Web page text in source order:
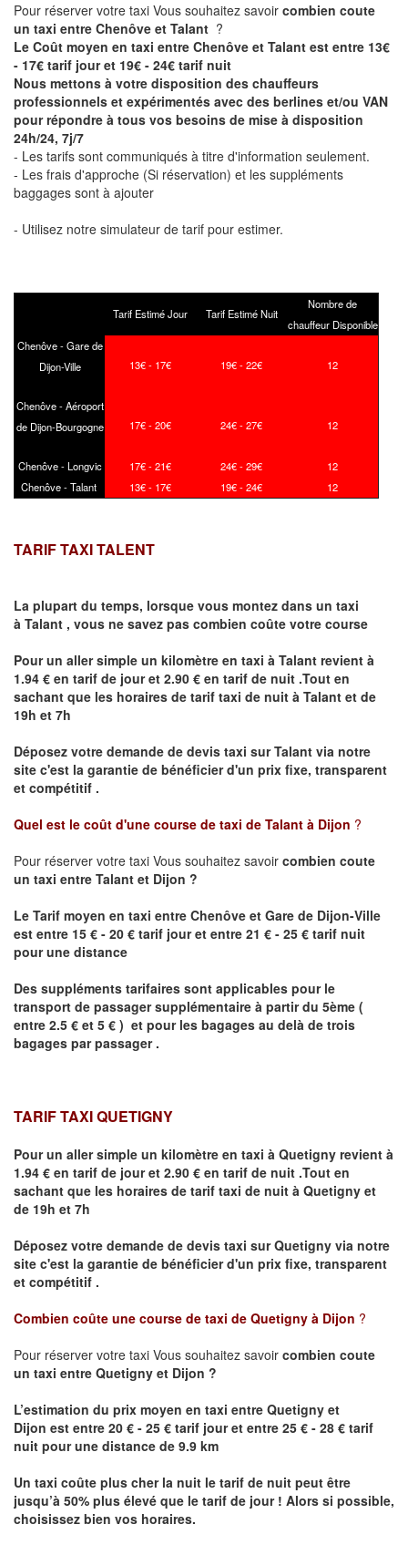
Pour réserver votre taxi Vous souhaitez savoir combien coute
un taxi entre Chenôve et Talant ?
Le Coût moyen en taxi entre Chenôve et Talant est entre 13€
- 17€ tarif jour et 19€ - 24€ tarif nuit
Nous mettons à votre disposition des chauffeurs
professionnels et expérimentés avec des berlines et/ou VAN
pour répondre à tous vos besoins de mise à disposition
24h/24, 7j/7
- Les tarifs sont communiqués à titre d'information seulement.
- Les frais d'approche (Si réservation) et les suppléments
baggages sont à ajouter
- Utilisez notre simulateur de tarif pour estimer.
Tarif Estimé Jour Tarif Estimé Nuit
Nombre de
chauffeur Disponible
Chenôve - Gare de
Dijon-Ville
13€ - 17€ 19€ - 22€ 12
Chenôve - Aéroport
de Dijon-Bourgogne
17€ - 20€ 24€ - 27€ 12
Chenôve - Longvic 17€ - 21€ 24€ - 29€
12
Chenôve - Talant
13€ - 17€ 19€ - 24€ 12
TARIF TAXI TALENT
La plupart du temps, lorsque vous montez dans un taxi
à Talant , vous ne savez pas combien coûte votre course
Pour un aller simple un kilomètre en taxi à Talant revient à
1.94 € en tarif de jour et 2.90 € en tarif de nuit .Tout en
sachant que les horaires de tarif taxi de nuit à Talant et de
19h et 7h
Déposez votre demande de devis taxi surTalant via notre
site c'est la garantie de bénéficier d'un prix fixe, transparent
et compétitif .
Quel est le coût d'une course de taxi de Talant à Dijon ?
Pour réserver votre taxi Vous souhaitez savoir combien coute
un taxi entre Talant et Dijon ?
Le Tarif moyen en taxi entre Chenôve et Gare de Dijon-Ville
est entre 15 € - 20 € tarif jour et entre 21 € - 25 € tarif nuit
pour une distance
Des suppléments tarifaires sont applicables pour le
transport de passager supplémentaire à partir du 5ème (
entre 2.5 € et 5 € ) et pour les bagages au delà de trois
bagages par passager .
TARIF TAXI QUETIGNY
Pour un aller simple un kilomètre en taxi à Quetigny revient à
1.94 € en tarif de jour et 2.90 € en tarif de nuit .Tout en
sachant que les horaires de tarif taxi de nuit à Quetigny et
de 19h et 7h
Déposez votre demande de devis taxi surQuetigny via notre
site c'est la garantie de bénéficier d'un prix fixe, transparent
et compétitif .
Combien coûte une course de taxi de Quetigny à Dijon ?
Pour réserver votre taxi Vous souhaitez savoir combien coute
un taxi entre Quetigny et Dijon ?
L’estimation du prix moyen en taxi entre Quetigny et
Dijon est entre 20 € - 25 € tarif jour et entre 25 € - 28 € tarif
nuit pour une distance de 9.9 km
Un taxi coûte plus cher la nuit le tarif de nuit peut être
jusqu’à 50% plus élevé que le tarif de jour ! Alors si possible,
choisissez bien vos horaires.